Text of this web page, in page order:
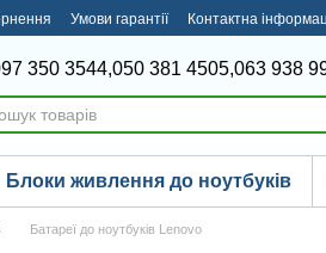
Умови гарантії Контактна
350 3544,050 381 4505,063 938
Блоки живлення до ноутбуків
Батареї до ноутбуків Lenovo